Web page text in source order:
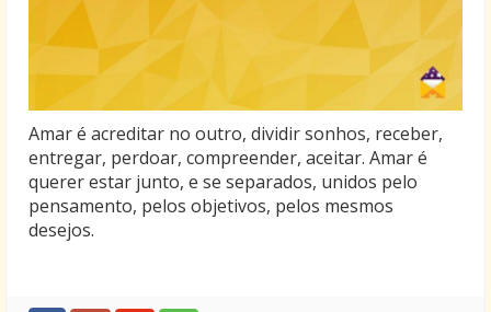
Amar é acreditar no outro, dividir sonhos, receber,
entregar, perdoar, compreender, aceitar. Amar é
querer estar junto, e se separados, unidos pelo
pensamento, pelos objetivos, pelos mesmos
desejos.